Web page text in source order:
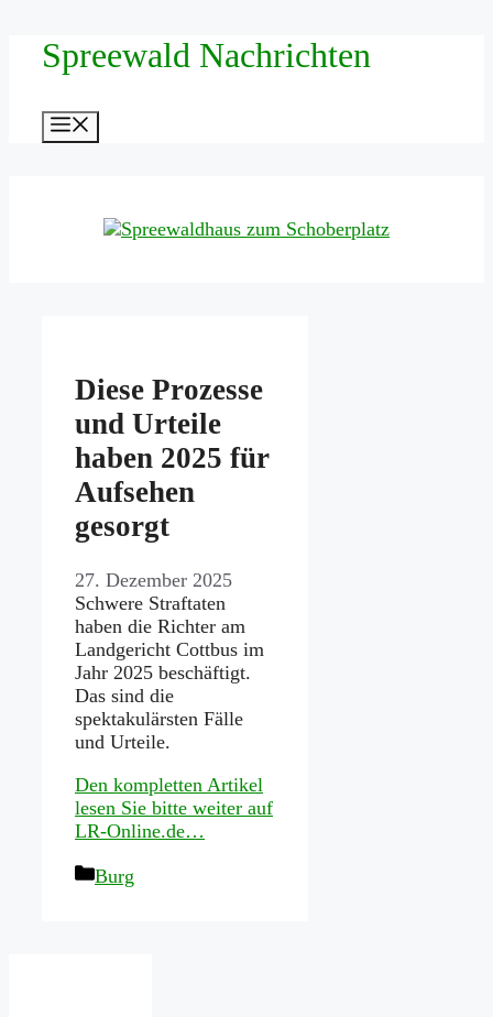
Zum
InhaltSpreewald Nachrichten
Diese Prozesse
und Urteile
haben 2025 für
Aufsehen
gesorgt
27. Dezember 2025
Schwere Straftaten
haben die Richter am
Landgericht Cottbus im
Jahr 2025 beschäftigt.
Das sind die
spektakulärsten Fälle
und Urteile.
Den kompletten Artikel
lesen Sie bitte weiter auf
LR-Online.de…
Kategorien
Burg